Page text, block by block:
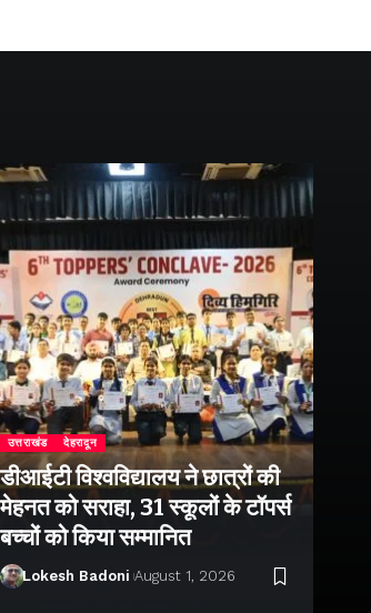
उत्तराखंड देहरादून
डीआईटी विश्वविद्यालय ने छात्रों की
मेहनत को सराहा, 31 स्कूलों के टॉपर्स
बच्चों को किया सम्मानित
Lokesh Badoni August 1, 2026